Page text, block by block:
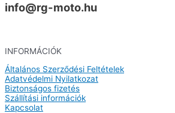
info@rg-moto.hu
INFORMÁCIÓK
Általános Szerződési Feltételek
Adatvédelmi Nyilatkozat
Biztonságos fizetés
Szállítási információk
Kapcsolat